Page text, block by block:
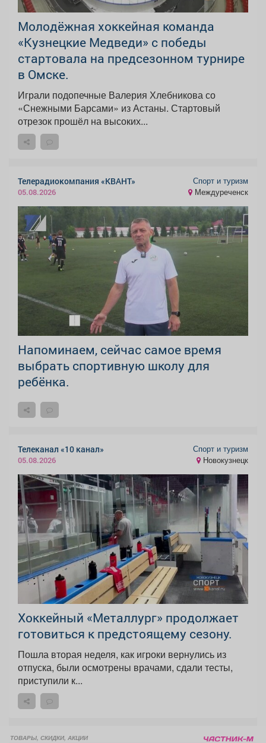
Молодёжная хоккейная команда
«Кузнецкие Медведи» с победы
стартовала на предсезонном турнире
в Омске.
Играли подопечные Валерия Хлебникова со
«Снежными Барсами» из Астаны. Стартовый
отрезок прошёл на высоких...
Телерадиокомпания «КВАНТ»
05.08.2026
Спорт и туризм
Междуреченск
Напоминаем, сейчас самое время
выбрать спортивную школу для
ребёнка.
Телеканал «10 канал»
05.08.2026
Спорт и туризм
Новокузнецк
Хоккейный «Металлург» продолжает
готовиться к предстоящему сезону.
Пошла вторая неделя, как игроки вернулись из
отпуска, были осмотрены врачами, сдали тесты,
приступили к...
ТОВАРЫ, СКИДКИ, АКЦИИ